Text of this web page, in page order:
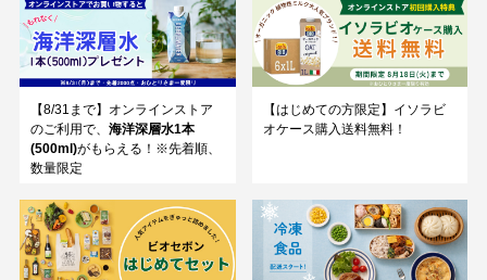
【8/31まで】オンラインストア
のご利用で、 海洋深層水1本
(500ml)がもらえる！※先着順、
数量限定
【はじめての方限定】イソラビ
オケース購入送料無料！